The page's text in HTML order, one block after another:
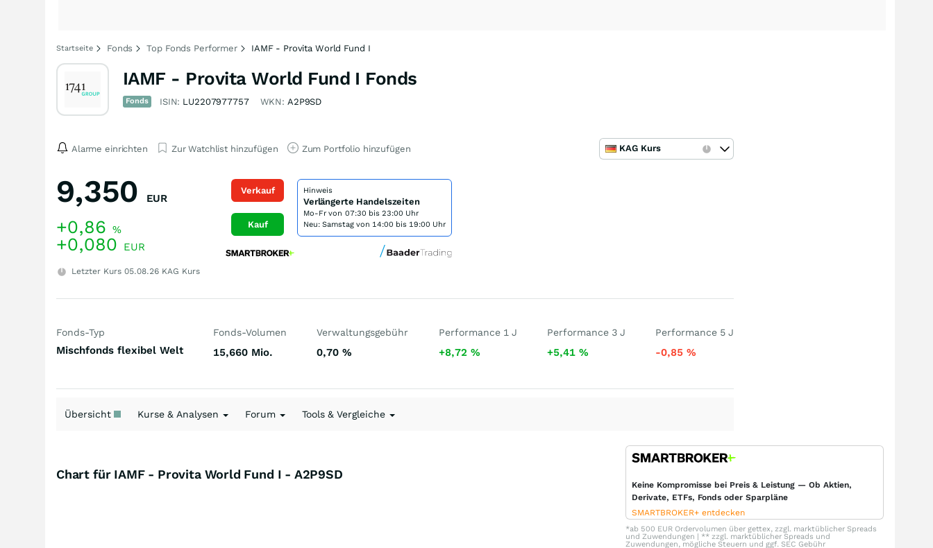
Startseite Fonds Top Fonds Performer IAMF - Provita World Fund I
IAMF - Provita World Fund I Fonds
Fonds ISIN: LU2207977757 WKN: A2P9SD
Alarme einrichten Zur Watchlist hinzufügen Zum Portfolio hinzufügen KAG Kurs
9,350 EUR
+0,86 %
+0,080 EUR
Letzter Kurs 05.08.26 KAG Kurs
Verkauf
Kauf
Hinweis
Verlängerte Handelszeiten
Mo-Fr von 07:30 bis 23:00 Uhr
Neu: Samstag von 14:00 bis 19:00 Uhr
Fonds-Typ
Mischfonds flexibel Welt
Fonds-Volumen
15,660 Mio.
Verwaltungsgebühr
0,70%
Performance 1 J
+8,72 %
Performance 3 J
+5,41 %
Performance 5 J
-0,85 %
Übersicht Kurse & Analysen Forum Tools & Vergleiche
Chart für IAMF - Provita World Fund I - A2P9SD
Keine Kompromisse bei Preis & Leistung — Ob Aktien,
Derivate, ETFs, Fonds oder Sparpläne
SMARTBROKER+ entdecken
*ab 500 EUR Ordervolumen über gettex, zzgl. marktüblicher Spreads
und Zuwendungen | ** zzgl. marktüblicher Spreads und
Zuwendungen, mögliche Steuern und ggf. SEC Gebühr